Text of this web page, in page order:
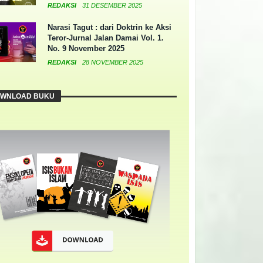
REDAKSI 31 DESEMBER 2025
Narasi Tagut : dari Doktrin ke Aksi
Teror-Jurnal Jalan Damai Vol. 1.
No. 9 November 2025
REDAKSI 28 NOVEMBER 2025
BUKU